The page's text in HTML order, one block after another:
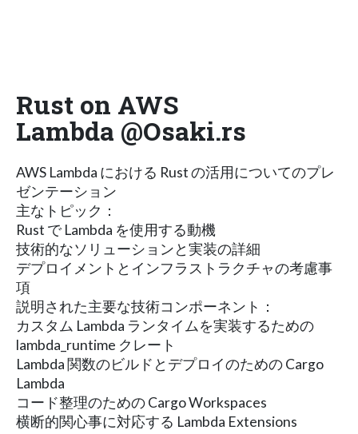
Rust on AWS
Lambda @Osaki.rs
AWS Lambda における Rust の活用についてのプレ
ゼンテーション
主なトピック：
Rust で Lambda を使用する動機
技術的なソリューションと実装の詳細
デプロイメントとインフラストラクチャの考慮事
項
説明された主要な技術コンポーネント：
カスタム Lambda ランタイムを実装するための
lambda_runtime クレート
Lambda 関数のビルドとデプロイのための Cargo
Lambda
コード整理のための Cargo Workspaces
横断的関心事に対応する Lambda Extensions